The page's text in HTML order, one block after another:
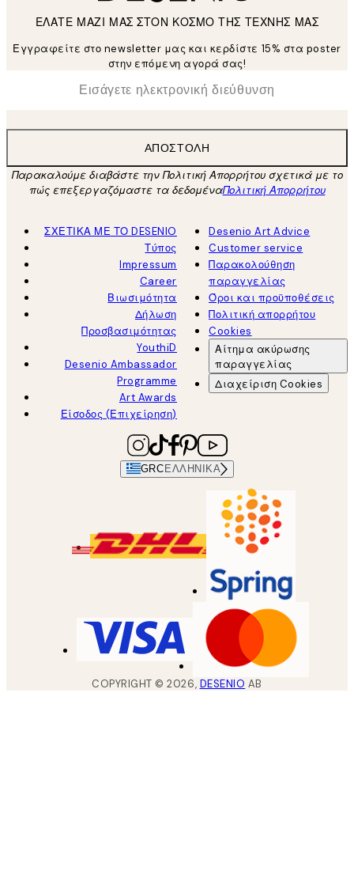
ΕΛΑΤΕ ΜΑΖΙ ΜΑΣ ΣΤΟΝ ΚΟΣΜΟ ΤΗΣ ΤΕΧΝΗΣ ΜΑΣ
Εγγραφείτε στο newsletter μας και κερδίστε 15% στα poster
στην επόμενη αγορά σας!
Ηλεκτρονική Διεύθυνση
ΑΠΟΣΤΟΛΉ
Παρακαλούμε διαβάστε την Πολιτική Απορρήτου σχετικά με το
πώς επεξεργαζόμαστε τα δεδομέναΠολιτική Απορρήτου
ΣΧΕΤΙΚΑ ΜΕ ΤΟ DESENIO
Τύπος
Impressum
Career
Βιωσιμότητα
Δήλωση
Προσβασιμότητας
YouthiD
Desenio Ambassador
Programme
Art Awards
Είσοδος (Επιχείρηση)
Desenio Art Advice
Customer service
Παρακολούθηση
παραγγελίας
Όροι και προϋποθέσεις
Πολιτική απορρήτου
Cookies
Αίτημα ακύρωσης
παραγγελίας
Διαχείριση Cookies
GRC ΕΛΛΗΝΙΚΆ
COPYRIGHT ©2026, DESENIO AB